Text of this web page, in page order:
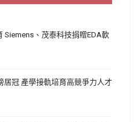
Siemens、茂泰科技捐贈EDA軟
居冠 產學接軌培育高競爭力人才